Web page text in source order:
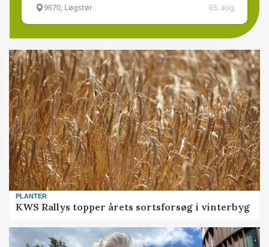
9670, Løgstør 03. aug.
PLANTER
KWS Rallys topper årets sortsforsøg i vinterbyg